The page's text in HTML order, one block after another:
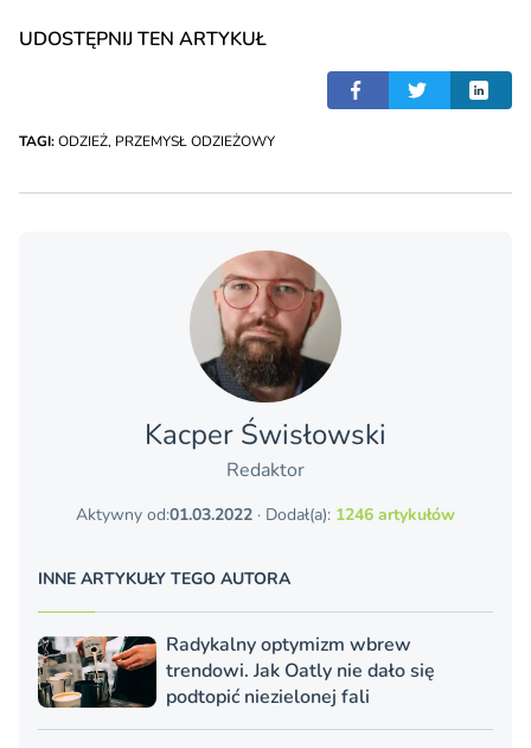
UDOSTĘPNIJ TEN ARTYKUŁ
TAGI:ODZIEŻ, PRZEMYSŁ ODZIEŻOWY
Kacper Świsło­wski
Redaktor
Aktywny od:01.03.2022 · Dodał(a): 1246 artykułów
INNE ARTYKUŁY TEGO AUTORA
Radykalny optymizm wbrew
trendowi. Jak Oatly nie dało się
podtopić niezielonej fali